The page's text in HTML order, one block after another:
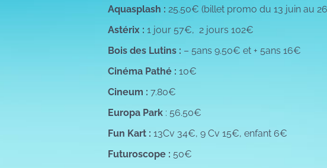
Aquasplash : 25.50€ (billet promo du 13 juin au
Astérix : 1 jour 57€, 2 jours 102€
Bois des Lutins : – 5ans 9.50€ et + 5ans 16€
Cinéma Pathé : 10€
Cineum : 7.80€
Europa Park : 56.50€
Fun Kart : 13Cv 34€, 9 Cv 15€, enfant 6€
Futuroscope : 50€